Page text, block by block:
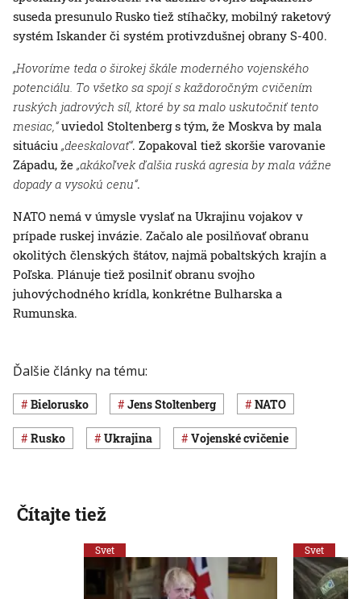
suseda presunulo Rusko tiež stíhačky, mobilný raketový
systém Iskander či systém protivzdušnej obrany S-400.
„Hovoríme teda o širokej škále moderného vojenského
potenciálu. To všetko sa spojí s každoročným cvičením
ruských jadrových síl, ktoré by sa malo uskutočniť tento
mesiac,“uviedol Stoltenberg s tým, že Moskva by mala
situáciu „deeskalovať“. Zopakoval tiež skoršie varovanie
Západu, že „akákoľvek ďalšia ruská agresia by mala vážne
dopady a vysokú cenu“.
NATO nemá v úmysle vyslať na Ukrajinu vojakov v
prípade ruskej invázie. Začalo ale posilňovať obranu
okolitých členských štátov, najmä pobaltských krajín a
Poľska. Plánuje tiež posilniť obranu svojho
juhovýchodného krídla, konkrétne Bulharska a
Rumunska.
Ďalšie články na tému:
Bielorusko Jens Stoltenberg NATO
Rusko Ukrajina vojenské cvičenie
Čítajte tiež
Svet Svet